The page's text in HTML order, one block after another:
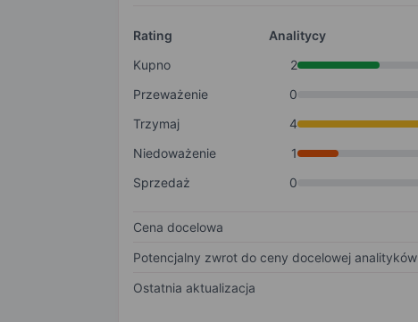
Rating
Analitycy
Kupno
2
Przeważenie
0
Trzymaj
4
Niedoważenie
1
Sprzedaż
0
Cena docelowa
Potencjalny zwrot do ceny docelowej analityków
Ostatnia aktualizacja